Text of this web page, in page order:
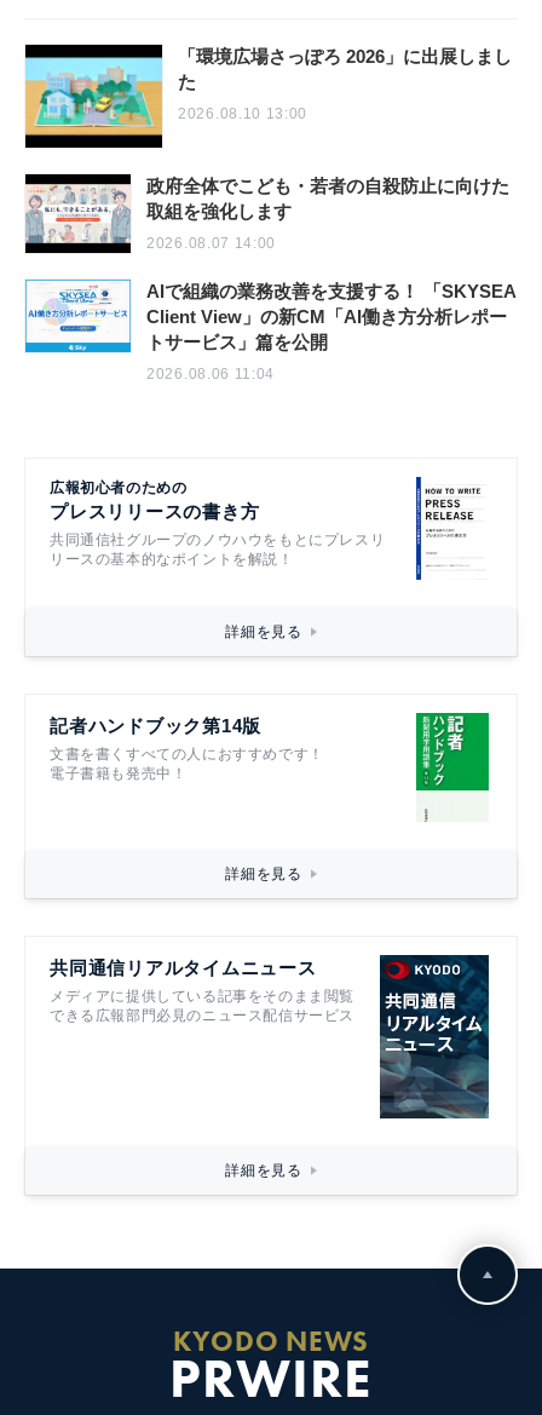
「環境広場さっぽろ 2026」に出展しまし
た
2026.08.10 13:00
政府全体でこども・若者の自殺防止に向けた
取組を強化します
2026.08.07 14:00
AIで組織の業務改善を支援する！ 「SKYSEA
Client View」の新CM「AI働き方分析レポー
トサービス」篇を公開
2026.08.06 11:04
広報初心者のための
プレスリリースの書き方
共同通信社グループのノウハウをもとにプレスリ
リースの基本的なポイントを解説！
詳細を見る
記者ハンドブック第14版
文書を書くすべての人におすすめです！
電子書籍も発売中！
詳細を見る
共同通信リアルタイムニュース
メディアに提供している記事をそのまま閲覧
できる広報部門必見のニュース配信サービス
詳細を見る
KYODO NEWS
PRWIRE